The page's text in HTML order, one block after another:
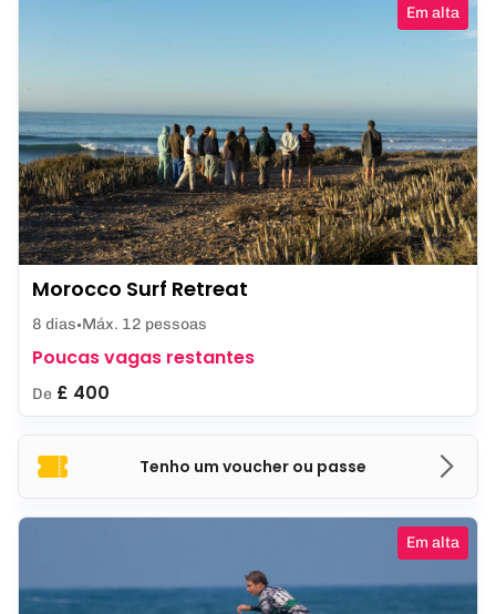
Tenho um voucher ou passe
Em alta
Morocco Surf Retreat
8 dias Máx. 12 pessoas
Poucas vagas restantes
De £ 400
Em alta